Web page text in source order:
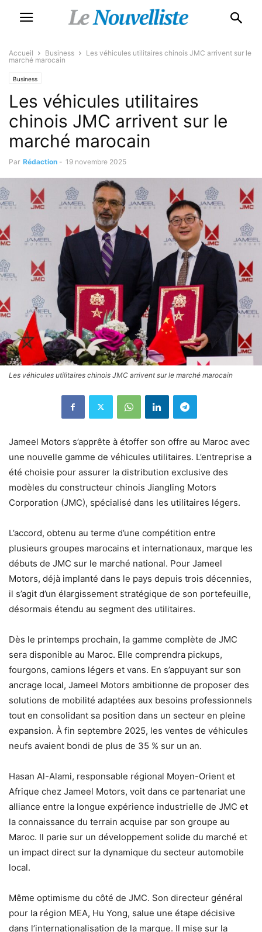
Accueil Business
Les véhicules utilitaires chinois JMC arrivent sur le
marché marocain
Business
Les véhicules utilitaires
chinois JMC arrivent sur le
marché marocain
Par Rédaction - 19 novembre 2025
Les véhicules utilitaires chinois JMC arrivent sur le marché marocain
Jameel Motors s’apprête à étoffer son offre au Maroc avec
une nouvelle gamme de véhicules utilitaires. L’entreprise a
été choisie pour assurer la distribution exclusive des
modèles du constructeur chinois Jiangling Motors
Corporation (JMC), spécialisé dans les utilitaires légers.
L’accord, obtenu au terme d’une compétition entre
plusieurs groupes marocains et internationaux, marque les
débuts de JMC sur le marché national. Pour Jameel
Motors, déjà implanté dans le pays depuis trois décennies,
il s’agit d’un élargissement stratégique de son portefeuille,
désormais étendu au segment des utilitaires.
Dès le printemps prochain, la gamme complète de JMC
sera disponible au Maroc. Elle comprendra pickups,
fourgons, camions légers et vans. En s’appuyant sur son
ancrage local, Jameel Motors ambitionne de proposer des
solutions de mobilité adaptées aux besoins professionnels
tout en consolidant sa position dans un secteur en pleine
expansion. À fin septembre 2025, les ventes de véhicules
neufs avaient bondi de plus de 35 % sur un an.
Hasan Al-Alami, responsable régional Moyen-Orient et
Afrique chez Jameel Motors, voit dans ce partenariat une
alliance entre la longue expérience industrielle de JMC et
la connaissance du terrain acquise par son groupe au
Maroc. Il parie sur un développement solide du marché et
un impact direct sur la dynamique du secteur automobile
local.
Même optimisme du côté de JMC. Son directeur général
pour la région MEA, Hu Yong, salue une étape décisive
dans l’internationalisation de la marque. Il mise sur la